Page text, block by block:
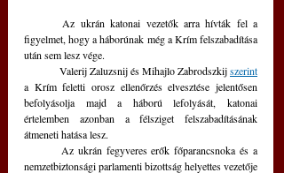
	Az ukrán katonai vezetők arra hívták fel a
figyelmet, hogy a háborúnak még a Krím felszabadítása
után sem lesz vége.
	Valerij Zaluzsnij és Mihajlo Zabrodszkij
szerint
a Krím feletti orosz ellenőrzés elvesztése jelentősen
befolyásolja majd a háború lefolyását, katonai
értelemben azonban a félsziget felszabadításának
átmeneti hatása lesz.
nemzetbiztonsági parlamenti bizottság helyettes vezetője